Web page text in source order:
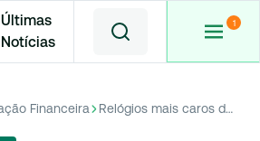
Últimas
Notícias
Financeira Relógios mais caros do mundo: casamento indiano joga luz aos modelos mais luxuosos